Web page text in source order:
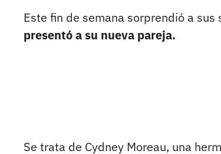
Este fin de semana sorprendió a
presentó a su nueva pareja.
Se trata de Cydney Moreau, una